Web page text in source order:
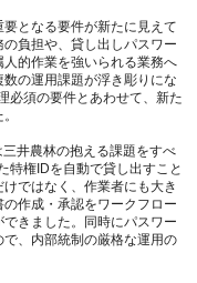
となる要件が新たに見えて
負担や、貸し出しパスワー
的作業を強いられる業務へ
の運用課題が浮き彫りにな
必須の要件とあわせて、新た
井農林の抱える課題をすべ
特権IDを自動で貸し出すこと
ではなく、作業者にも大き
作成・承認をワークフロー
きました。同時にパスワー
、内部統制の厳格な運用の